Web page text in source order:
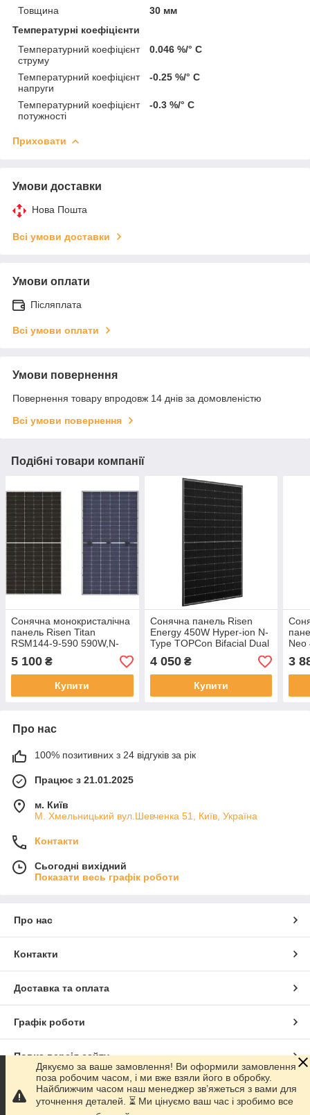
Товщина
30 мм
Температурні коефіцієнти
Температурний коефіцієнт
струму
0.046 %/° С
Температурний коефіцієнт
напруги
-0.25 %/° С
Температурний коефіцієнт
потужності
-0.3 %/° С
Приховати
Умови доставки
Нова Пошта
Всі умови доставки
Умови оплати
Післяплата
Всі умови оплати
Умови повернення
Повернення товару впродовж 14 днів за домовленістю
Всі умови повернення
Подібні товари компанії
Сонячна монокристалічна
панель Risen Titan
RSM144-9-590 590W,N-
Type TOPCon, HIGH
PERFORMANCE BIFACIAL
MODULE, Double Glass,
5 100 ₴
Купити
Сонячна панель Risen
Energy 450W Hyper-ion N-
Type TOPCon Bifacial Dual
Glass Mono Black Frame
(RSM96-11-450BNDG)
4 050₴
Купити
Neo
3
Про нас
100% позитивних з 24 відгуків за рік
Працює з 21.01.2025
м. Київ
М. Хмельницький вул.Шевченка 51, Київ, Україна
Контакти
Сьогодні вихідний
Показати весь графік роботи
Про нас
Контакти
Доставка та оплата
Графік роботи
Повна версія сайту
Сайт створено на маркетплейсіProm.ua
Дякуємо за ваше замовлення! Ви оформили замовлення
поза робочим часом, і ми вже взяли його в обробку.
Найближчим часом наш менеджер зв’яжеться з вами для
уточнення деталей. ⏳ Ми цінуємо ваш час і зробимо все